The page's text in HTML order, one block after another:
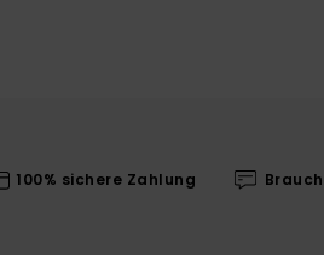
100% sichere Zahlung